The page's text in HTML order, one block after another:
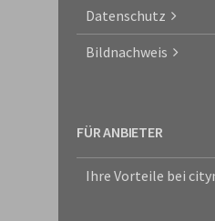
Datenschutz
Bildnachweis
FÜR ANBIETER
Ihre Vorteile bei